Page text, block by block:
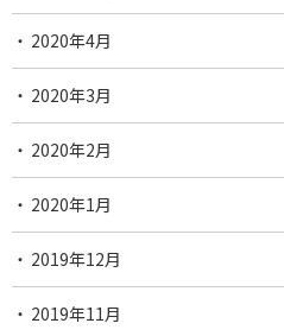
2020年4月
2020年3月
2020年2月
2020年1月
2019年12月
2019年11月